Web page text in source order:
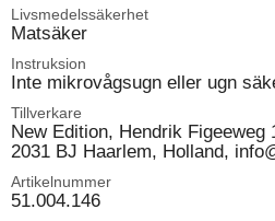
Livsmedelssäkerhet
Matsäker
Instruksion
Inte mikrovågsugn eller ugn
Tillverkare
New Edition, Hendrik Figeeweg
2031 BJ Haarlem, Holland,
Artikelnummer
51.004.146